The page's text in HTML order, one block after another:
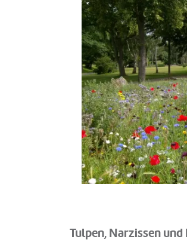
Tulpen, Narzissen